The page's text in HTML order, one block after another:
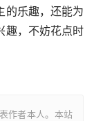
的乐趣，还能为
趣，不妨花点时
作者本人。本站